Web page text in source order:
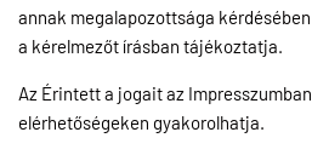
annak megalapozottsága
a kérelmezőt írásban tájékoztatja.
Az Érintett a jogait az
elérhetőségeken gyakorolhatja.